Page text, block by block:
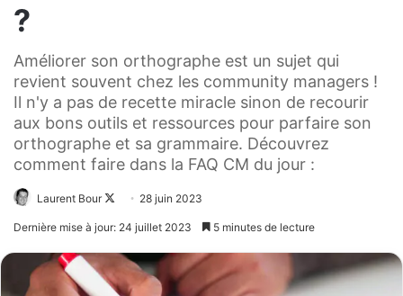
?
Améliorer son orthographe est un sujet qui
revient souvent chez les community managers !
Il n'y a pas de recette miracle sinon de recourir
aux bons outils et ressources pour parfaire son
orthographe et sa grammaire. Découvrez
comment faire dans la FAQ CM du jour :
Laurent Bour
Follow28 juin 2023
Dernière mise à jour: 24 juillet 2023 5 minutes de lecture